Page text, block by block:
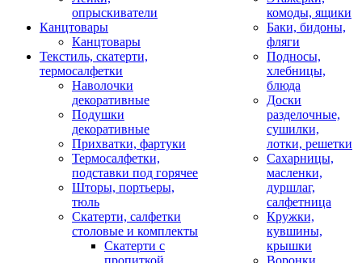
опрыскиватели
Канцтовары
Канцтовары
Текстиль, скатерти,
термосалфетки
Наволочки
декоративные
Подушки
декоративные
Прихватки, фартуки
Термосалфетки,
подставки под горячее
Шторы, портьеры,
тюль
Скатерти, салфетки
столовые и комплекты
Скатерти с
пропиткой
комоды, ящики
Баки, бидоны,
фляги
Подносы,
хлебницы,
блюда
Доски
разделочные,
сушилки,
лотки, решетки
Сахарницы,
масленки,
дуршлаг,
салфетница
Кружки,
кувшины,
крышки
Воронки,